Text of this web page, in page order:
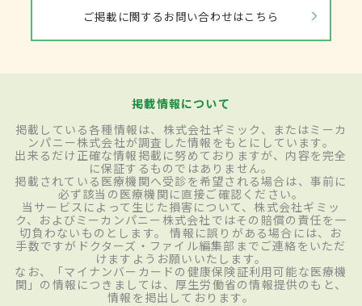
ご掲載に関するお問い合わせはこちら
掲載情報について
掲載している各種情報は、株式会社ギミック、またはミーカ
ンパニー株式会社が調査した情報をもとにしています。
出来るだけ正確な情報掲載に努めておりますが、内容を完全
に保証するものではありません。
掲載されている医療機関へ受診を希望される場合は、事前に
必ず該当の医療機関に直接ご確認ください。
当サービスによって生じた損害について、株式会社ギミッ
ク、およびミーカンパニー株式会社ではその賠償の責任を一
切負わないものとします。 情報に誤りがある場合には、お
手数ですがドクターズ・ファイル編集部までご連絡をいただ
けますようお願いいたします。
なお、「マイナンバーカードの健康保険証利用可能な医療機
関」の情報につきましては、厚生労働省の情報提供のもと、
情報を掲出しております。